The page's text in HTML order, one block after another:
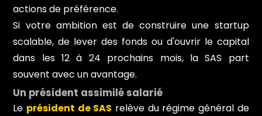
actions de préférence.
Si votre ambition est de construire une startup
scalable, de lever des fonds ou d'ouvrir le capital
dans les 12 à 24 prochains mois, la SAS part
souvent avec un avantage.
Un président assimilé salarié
Le président de SAS relève du régime général de